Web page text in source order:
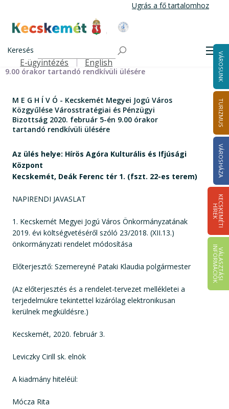
tartalomra
Ugrás a fő tartalomhoz
Kecskemét Város Honlapja
Keresés
Felső navigáció
E-ügyintézés English VÁROSUNK
TURIZMUS
VÁROSHÁZA
K
E
C
S
K
E
M
É
T
I
HÍ
R
E
K
V
Á
L
A
S
Z
T
Á
S
I
IN
F
O
R
M
Á
C
I
Ó
K
M E G H Í V Ó - Kecskemét Megyei Jogú Város Közgyűlése
Városstratégiai és Pénzügyi Bizottság 2020. február 5-én
9.00 órakor tartandó rendkívüli ülésére
M E G H Í V Ó - Kecskemét Megyei Jogú Város
Közgyűlése Városstratégiai és Pénzügyi
Bizottság 2020. február 5-én 9.00 órakor
tartandó rendkívüli ülésére
Az ülés helye: Hírös Agóra Kulturális és Ifjúsági
Központ
Kecskemét, Deák Ferenc tér 1. (fszt. 22-es terem)
NAPIRENDI JAVASLAT
1. Kecskemét Megyei Jogú Város Önkormányzatának
2019. évi költségvetéséről szóló 23/2018. (XII.13.)
önkormányzati rendelet módosítása
Előterjesztő: Szemereyné Pataki Klaudia polgármester
(Az előterjesztés és a rendelet-tervezet mellékletei a
terjedelmükre tekintettel kizárólag elektronikusan
kerülnek megküldésre.)
Kecskemét, 2020. február 3.
Leviczky Cirill sk. elnök
A kiadmány hiteléül:
Mócza Rita